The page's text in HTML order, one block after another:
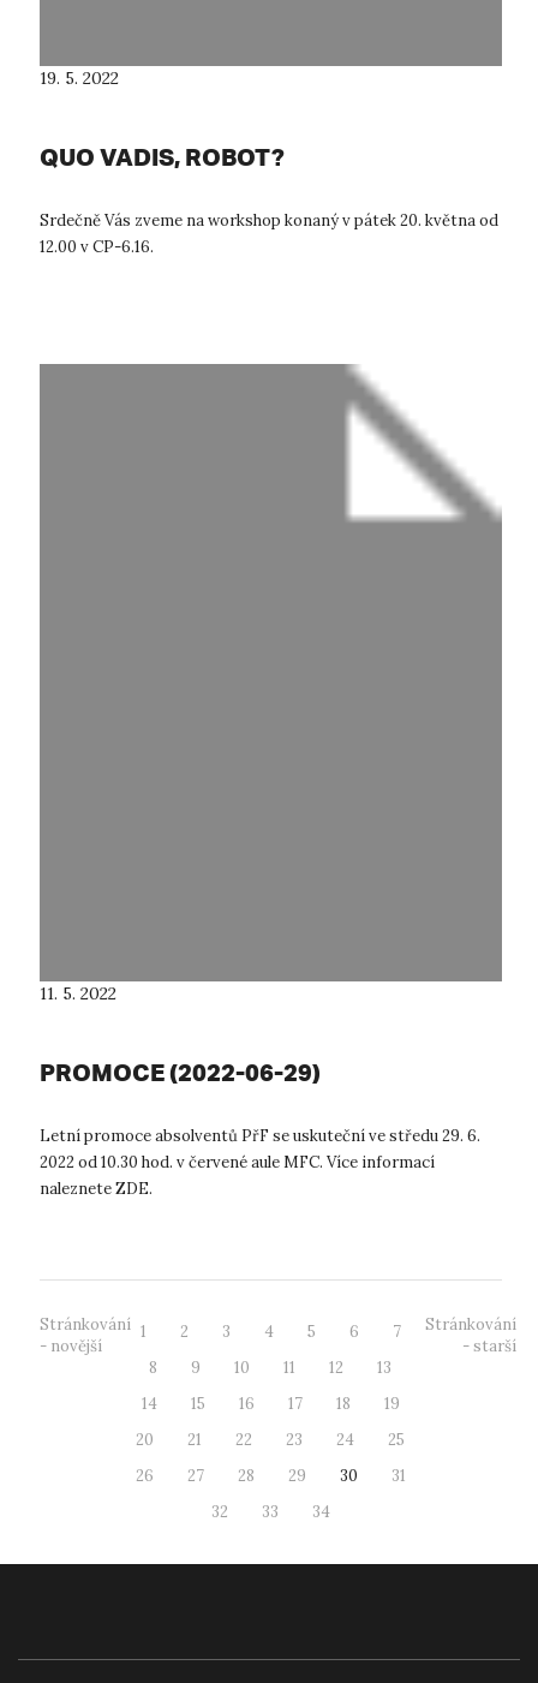
19. 5. 2022
QUO VADIS, ROBOT?
Srdečně Vás zveme na workshop konaný v pátek 20. května od
12.00 v CP-6.16.
11. 5. 2022
PROMOCE (2022-06-29)
Letní promoce absolventů PřF se uskuteční ve středu 29. 6.
2022 od 10.30 hod. v červené aule MFC. Více informací
naleznete ZDE.
Stránkování
- novější
1 2 3 4 5 6
7
8
9 10 11 12
13
14
15 16 17 18
19
20
21 22 23 24
25
26
27 28 29 30
31
32
33 34
Stránkování
- starší